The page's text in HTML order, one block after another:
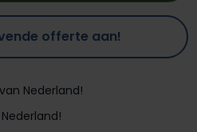
offerte aan!
Nederland!